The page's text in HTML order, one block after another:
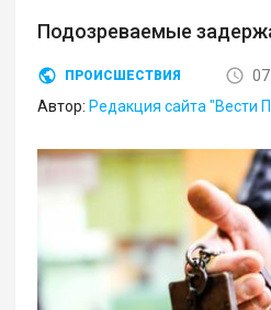
Подозреваемые
ПРОИСШЕСТВИЯ
Автор: Редакция сайта "Вести